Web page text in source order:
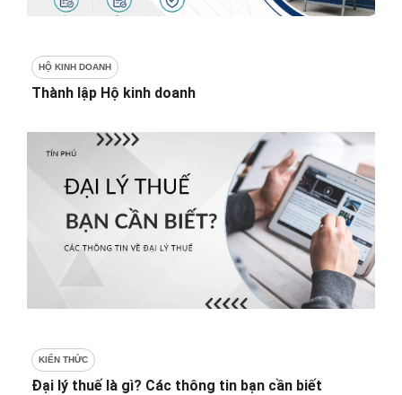
HỘ KINH DOANH
Thành lập Hộ kinh doanh
KIẾN THỨC
Đại lý thuế là gì? Các thông tin bạn cần biết